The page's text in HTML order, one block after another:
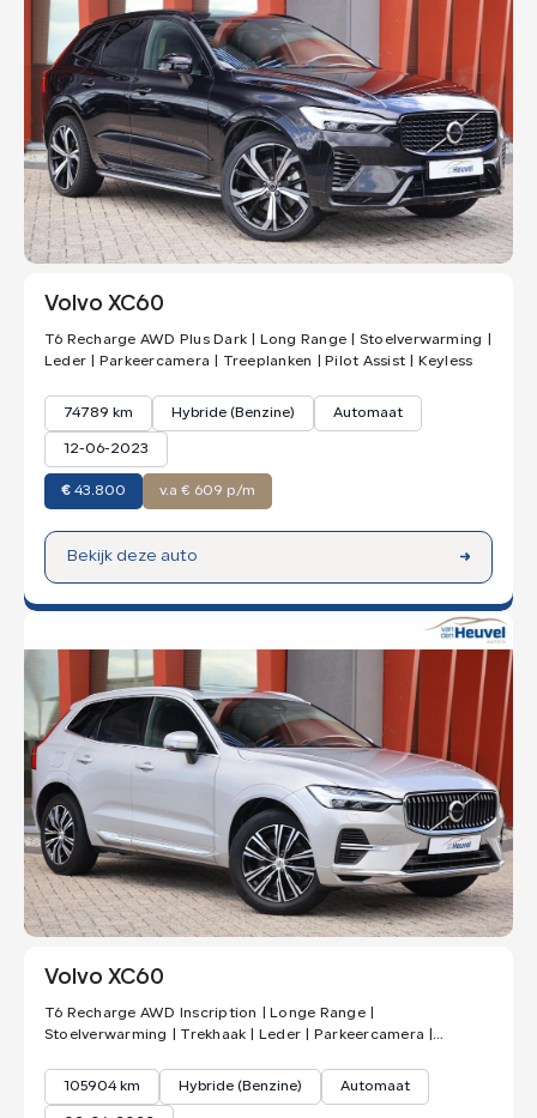
Volvo XC60
T6 Recharge AWD Plus Dark | Long Range | Stoelverwarming |
Leder | Parkeercamera | Treeplanken | Pilot Assist | Keyless
74789 km Hybride (Benzine) Automaat
12-06-2023
€ 43.800 v.a € 609 p/m
Bekijk deze auto
Volvo XC60
T6 Recharge AWD Inscription | Longe Range |
Stoelverwarming | Trekhaak | Leder | Parkeercamera |
105904 km Hybride (Benzine) Automaat